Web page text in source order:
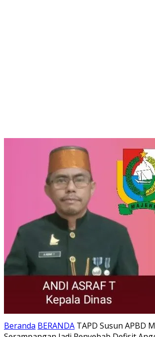
Beranda BERANDA TAPD Susun APBD